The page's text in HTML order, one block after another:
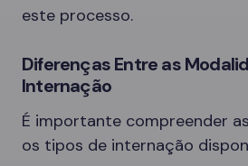
este processo.
Diferenças Entre as
Internação
É importante compreender
os tipos de internação